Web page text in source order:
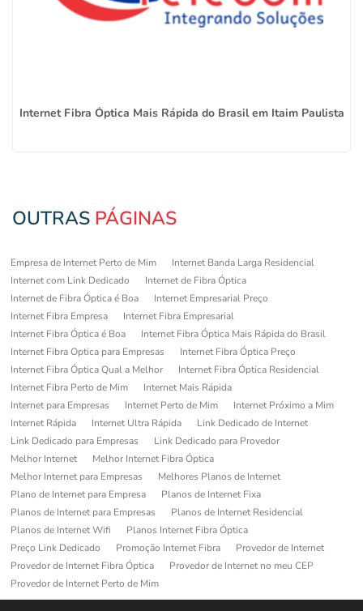
Internet Fibra Óptica Mais Rápida do Brasil em Itaim Paulista
OUTRAS PÁGINAS
Empresa de Internet Perto de Mim
Internet Banda Larga Residencial
Internet com Link Dedicado
Internet de Fibra Óptica
Internet de Fibra Óptica é Boa
Internet Empresarial Preço
Internet Fibra Empresa
Internet Fibra Empresarial
Internet Fibra Óptica é Boa
Internet Fibra Óptica Mais Rápida do Brasil
Internet Fibra Optica para Empresas
Internet Fibra Óptica Preço
Internet Fibra Óptica Qual a Melhor
Internet Fibra Óptica Residencial
Internet Fibra Perto de Mim
Internet Mais Rápida
Internet para Empresas
Internet Perto de Mim
Internet Próximo a Mim
Internet Rápida
Internet Ultra Rápida
Link Dedicado de Internet
Link Dedicado para Empresas
Link Dedicado para Provedor
Melhor Internet
Melhor Internet Fibra Óptica
Melhor Internet para Empresas
Melhores Planos de Internet
Plano de Internet para Empresa
Planos de Internet Fixa
Planos de Internet para Empresas
Planos de Internet Residencial
Planos de Internet Wifi
Planos Internet Fibra Óptica
Preço Link Dedicado
Promoção Internet Fibra
Provedor de Internet
Provedor de Internet Fibra Óptica
Provedor de Internet no meu CEP
Provedor de Internet Perto de Mim